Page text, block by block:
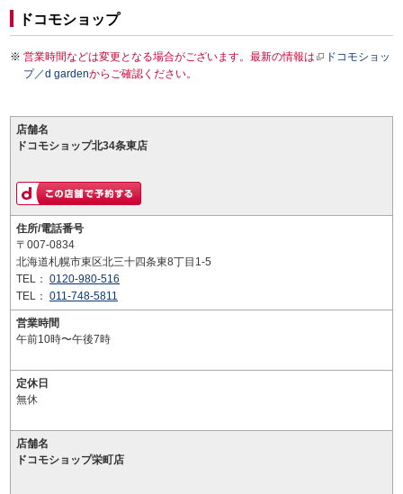
ドコモショップ
営業時間などは変更となる場合がございます。最新の情報は
ドコモショッ
プ／d gardenからご確認ください。
店舗名
ドコモショップ北34条東店
住所/電話番号
〒007-0834
北海道札幌市東区北三十四条東8丁目1-5
TEL： 0120-980-516
TEL： 011-748-5811
営業時間
午前10時〜午後7時
定休日
無休
店舗名
ドコモショップ栄町店